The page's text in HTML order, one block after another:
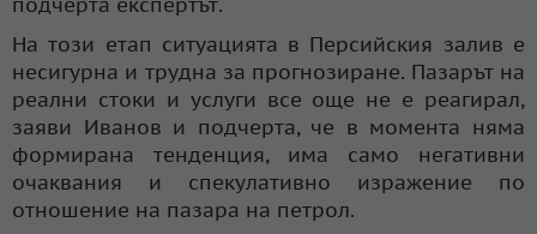
На този етап ситуацията в Персийския залив е
несигурна и трудна за прогнозиране. Пазарът на
реални стоки и услуги все още не е реагирал,
заяви Иванов и подчерта, че в момента няма
формирана тенденция, има само негативни
очаквания и спекулативно изражение по
отношение на пазара на петрол.